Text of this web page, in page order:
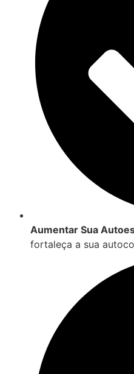
Aumentar Sua
fortaleça a sua